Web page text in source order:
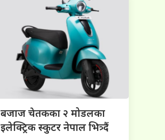
बजाज चेतकका २ मोडलका
इलेक्ट्रिक स्कुटर नेपाल भित्र्दैं